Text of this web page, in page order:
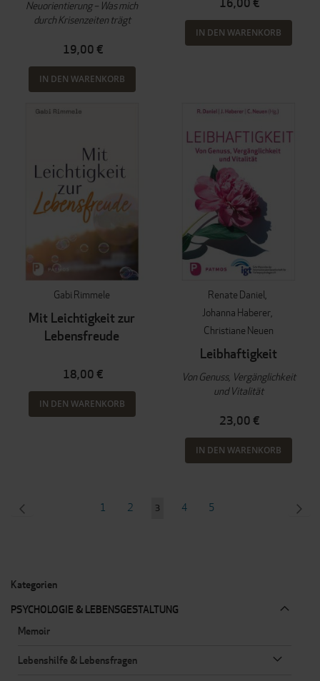
Neuorientierung – Was mich
durch Krisenzeiten trägt
19,00 €
IN DEN WARENKORB
16,00 €
IN DEN WARENKORB
Gabi Rimmele
Mit Leichtigkeit zur
Lebensfreude
18,00 €
IN DEN WARENKORB
Renate Daniel
Johanna Haberer
Christiane Neuen
Leibhaftigkeit
Von Genuss, Vergänglichkeit
und Vitalität
23,00 €
IN DEN WARENKORB
Seite
1 Seite
2
Sie
3 Seite
4 Seite
5
Kategorien
PSYCHOLOGIE & LEBENSGESTALTUNG
Memoir
Lebenshilfe & Lebensfragen